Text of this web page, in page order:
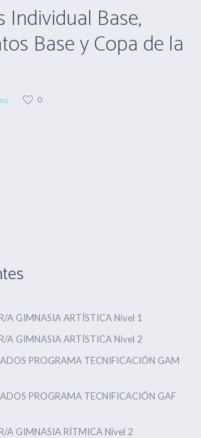
Individual Base,
Base y Copa de la
0
A GIMNASIA ARTÍSTICA Nivel 1
A GIMNASIA ARTÍSTICA Nivel 2
PROGRAMA TECNIFICACIÓN GAM
PROGRAMA TECNIFICACIÓN GAF
A GIMNASIA RÍTMICA Nivel 2